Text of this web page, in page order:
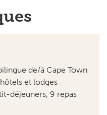
kilométrage
franchise
Honda, Yamaha,